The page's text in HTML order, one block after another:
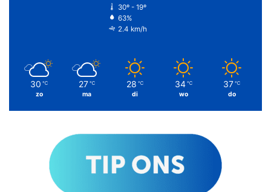
30º - 19º
63%
2.4 km/h
30 ℃
zo
27 ℃
ma
28 ℃
di
34 ℃
wo
37 ℃
do